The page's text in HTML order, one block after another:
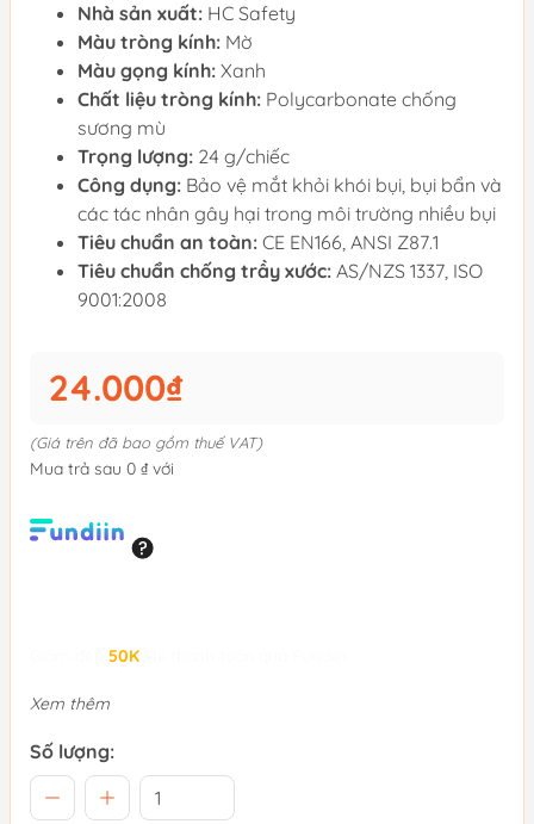
Nhà sản xuất: HC Safety
Màu tròng kính: Mờ
Màu gọng kính: Xanh
Chất liệu tròng kính: Polycarbonate chống
sương mù
Trọng lượng: 24 g/chiếc
Công dụng: Bảo vệ mắt khỏi khói bụi, bụi bẩn và
các tác nhân gây hại trong môi trường nhiều bụi
Tiêu chuẩn an toàn: CE EN166, ANSI Z87.1
Tiêu chuẩn chống trầy xước: AS/NZS 1337, ISO
9001:2008
24.000₫
(Giá trên đã bao gồm thuế VAT)
Mua trả sau 0 ₫ với
50K
Xem thêm
Số lượng: